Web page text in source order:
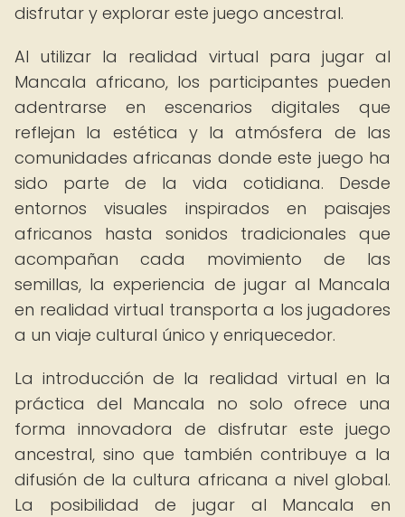
disfrutar y explorar este juego ancestral.
Al utilizar la realidad virtual para jugar al
Mancala africano, los participantes pueden
adentrarse en escenarios digitales que
reflejan la estética y la atmósfera de las
comunidades africanas donde este juego ha
sido parte de la vida cotidiana. Desde
entornos visuales inspirados en paisajes
africanos hasta sonidos tradicionales que
acompañan cada movimiento de las
semillas, la experiencia de jugar al Mancala
en realidad virtual transporta a los jugadores
a un viaje cultural único y enriquecedor.
La introducción de la realidad virtual en la
práctica del Mancala no solo ofrece una
forma innovadora de disfrutar este juego
ancestral, sino que también contribuye a la
difusión de la cultura africana a nivel global.
La posibilidad de jugar al Mancala en